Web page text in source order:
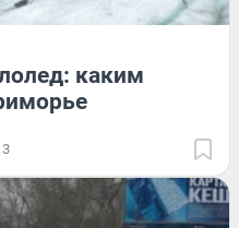
каким
3